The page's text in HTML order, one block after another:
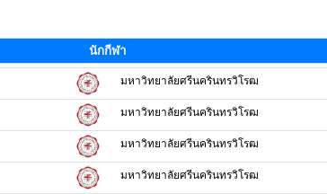
นักกีฬา
มหาวิทยาลัยศรีนครินทรวิโรฒ
มหาวิทยาลัยศรีนครินทรวิโรฒ
มหาวิทยาลัยศรีนครินทรวิโรฒ
มหาวิทยาลัยศรีนครินทรวิโรฒ